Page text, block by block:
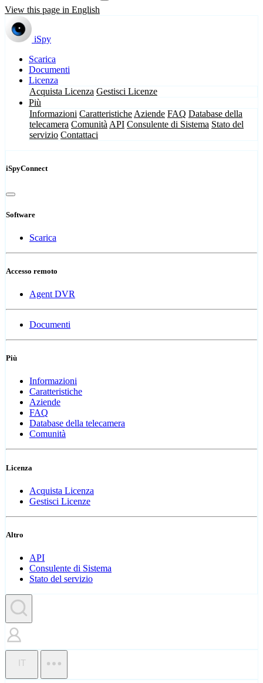
View this page in English
iSpy
Scarica
Documenti
Licenza
Acquista Licenza Gestisci Licenze
Più
Informazioni Caratteristiche Aziende FAQ Database della
telecamera Comunità API Consulente di Sistema Stato del
servizio Contattaci
iSpyConnect
Software
Scarica
Accesso remoto
Agent DVR
Documenti
Più
Informazioni
Caratteristiche
Aziende
FAQ
Database della telecamera
Comunità
Licenza
Acquista Licenza
Gestisci Licenze
Altro
API
Consulente di Sistema
Stato del servizio
IT